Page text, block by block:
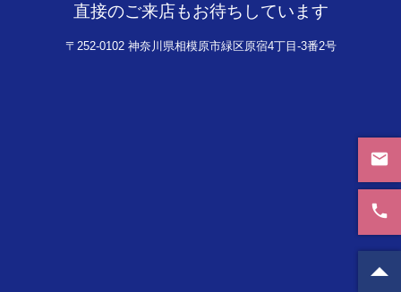
email
phone
直接のご来店もお待ちしています
〒252-0102 神奈川県相模原市緑区原宿4丁目-3番2号
arrow_drop_up